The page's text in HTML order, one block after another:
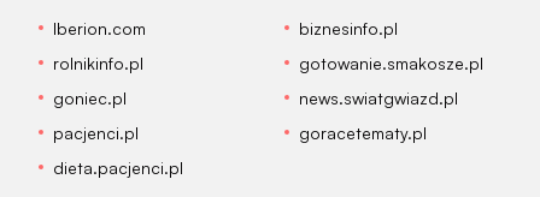
Iberion.com
biznesinfo.pl
rolnikinfo.pl
gotowanie.smakosze.pl
goniec.pl
news.swiatgwiazd.pl
pacjenci.pl
goracetematy.pl
dieta.pacjenci.pl